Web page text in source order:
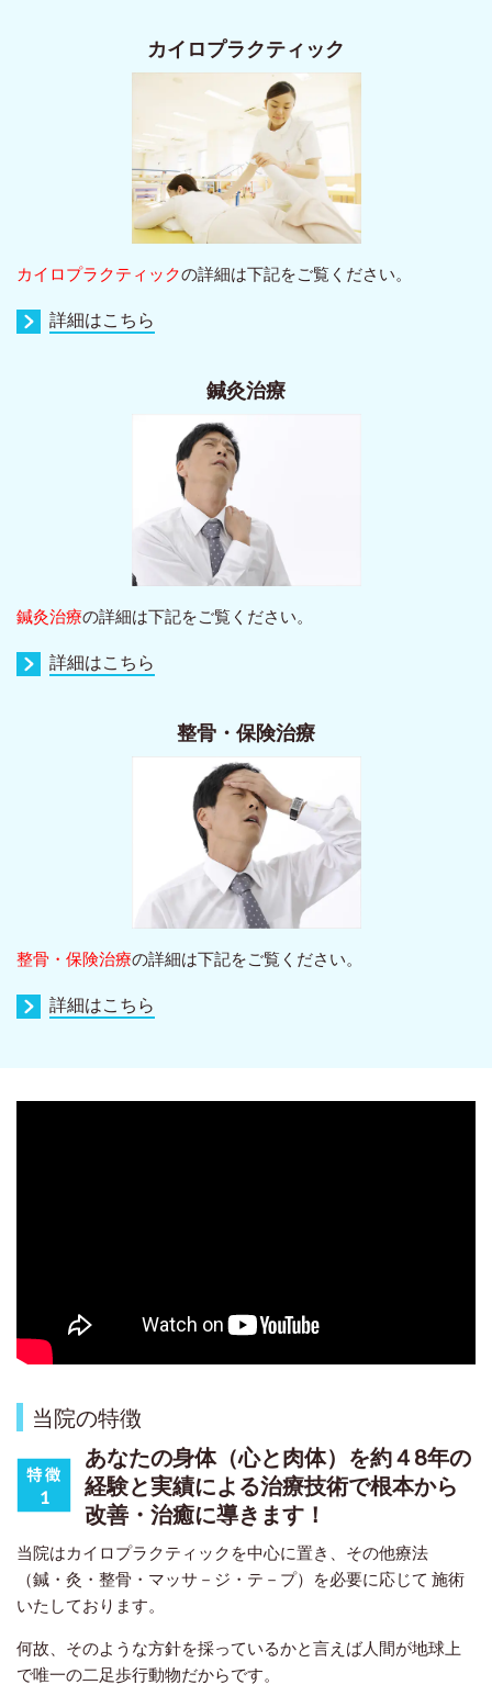
カイロプラクティック
カイロプラクティックの詳細は下記をご覧ください。
詳細はこちら
鍼灸治療
鍼灸治療の詳細は下記をご覧ください。
詳細はこちら
整骨・保険治療
整骨・保険治療の詳細は下記をご覧ください。
詳細はこちら
当院の特徴
あなたの身体（心と肉体）を約４8年の
経験と実績による治療技術で根本から
改善・治癒に導きます！
当院はカイロプラクティックを中心に置き、その他療法
（鍼・灸・整骨・マッサ－ジ・テ－プ）を必要に応じて 施術
いたしております。
何故、そのような方針を採っているかと言えば人間が地球上
で唯一の二足歩行動物だからです。